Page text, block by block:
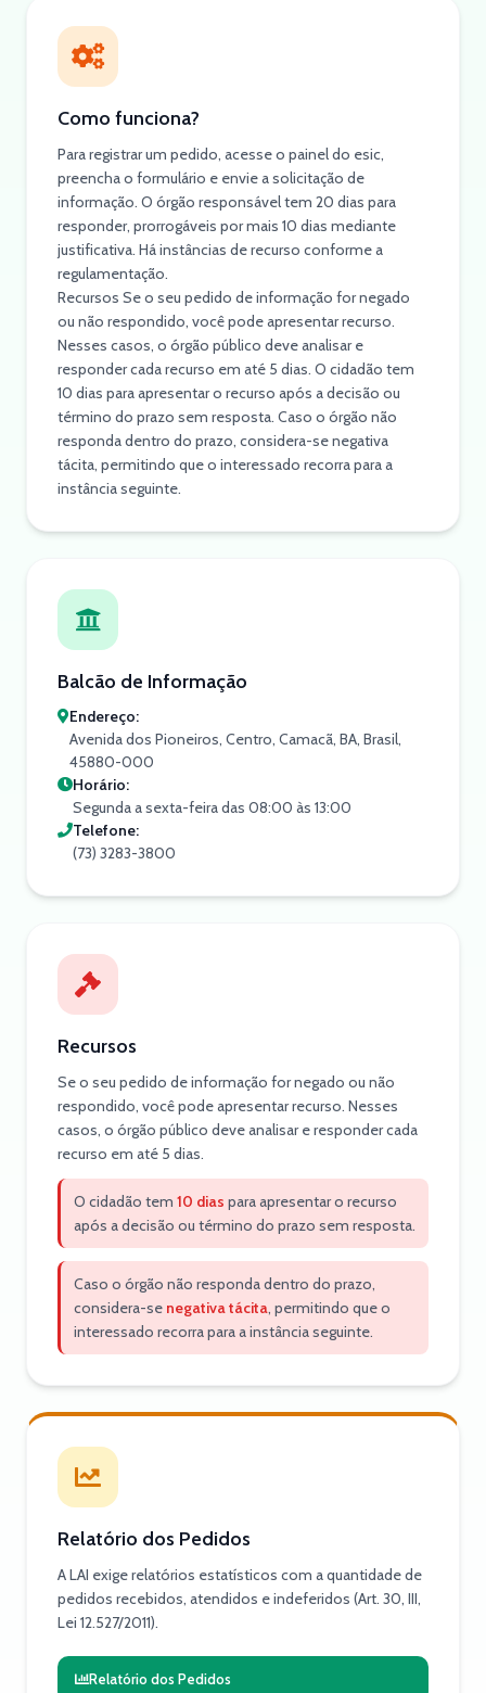
Como funciona?
Para registrar um pedido, acesse o painel do esic,
preencha o formulário e envie a solicitação de
informação. O órgão responsável tem 20 dias para
responder, prorrogáveis por mais 10 dias mediante
justificativa. Há instâncias de recurso conforme a
regulamentação.
Recursos Se o seu pedido de informação for negado
ou não respondido, você pode apresentar recurso.
Nesses casos, o órgão público deve analisar e
responder cada recurso em até 5 dias. O cidadão tem
10 dias para apresentar o recurso após a decisão ou
término do prazo sem resposta. Caso o órgão não
responda dentro do prazo, considera-se negativa
tácita, permitindo que o interessado recorra para a
instância seguinte.
Balcão de Informação
Endereço:
Avenida dos Pioneiros, Centro, Camacã, BA, Brasil,
45880-000
Horário:
Segunda a sexta-feira das 08:00 às 13:00
Telefone:
(73) 3283-3800
Recursos
Se o seu pedido de informação for negado ou não
respondido, você pode apresentar recurso. Nesses
casos, o órgão público deve analisar e responder cada
recurso em até 5 dias.
O cidadão tem 10 dias para apresentar o recurso
após a decisão ou término do prazo sem resposta.
Caso o órgão não responda dentro do prazo,
considera-se negativa tácita, permitindo que o
interessado recorra para a instância seguinte.
Relatório dos Pedidos
A LAI exige relatórios estatísticos com a quantidade de
pedidos recebidos, atendidos e indeferidos (Art. 30, III,
Lei 12.527/2011).
Relatório dos Pedidos